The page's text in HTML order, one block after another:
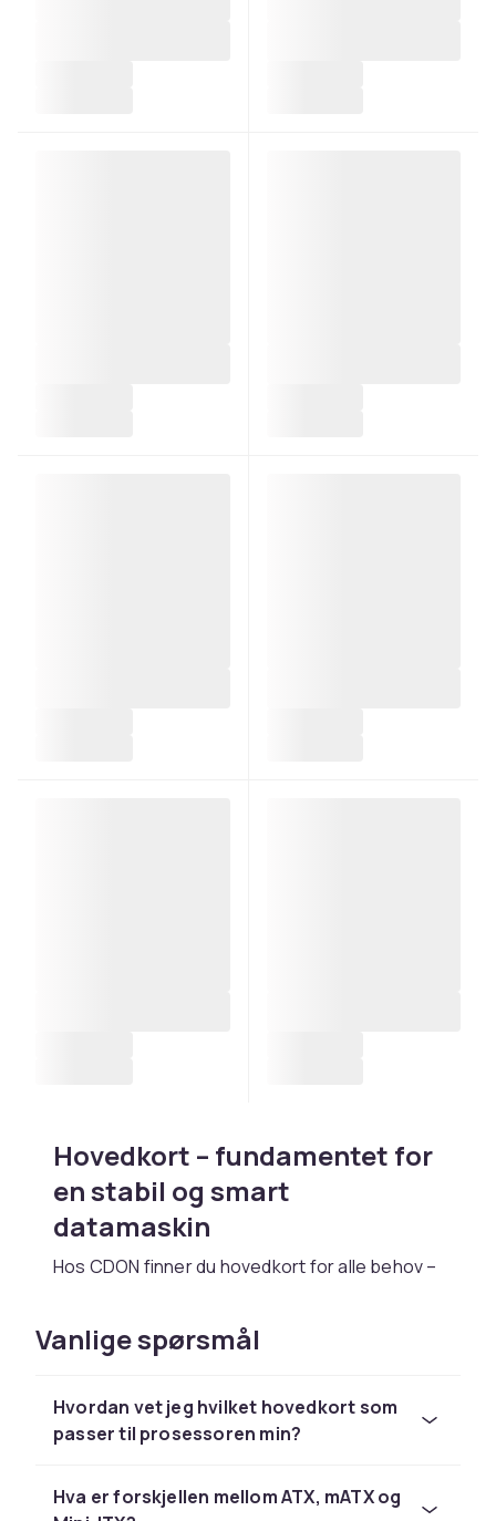
Hovedkort – fundamentet for
en stabil og smart
datamaskin
Hos CDON finner du hovedkort for alle behov –
alt sammen: prosessoren din, RAM, lagring,
får du en datamaskin som er rask, stabil og
enkel å bygge videre på.
oppgraderer eller bare vil at
Vanlige spørsmål
Hvordan vet jeg hvilket hovedkort som
passer til prosessoren min?
Hva er forskjellen mellom ATX, mATX og